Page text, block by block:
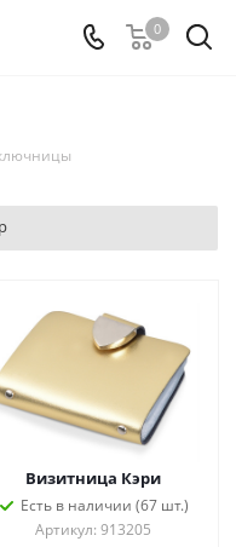
0
Визитница Кэри
Есть в наличии (67 шт.)
Артикул: 913205